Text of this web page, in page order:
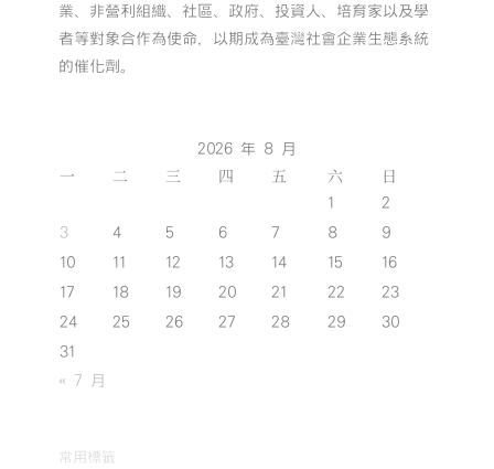
業、非營利組織、社區、政府、投資人、培育家以及學
者等對象合作為使命，以期成為臺灣社會企業生態系統
的催化劑。
2026 年 8 月
一 二 三 四 五 六 日
1
2
3
4 5 6 7 8
9
10
11 12 13 14 15
16
17
18 19 20 21 22
23
24
25 26 27 28 29
30
31
« 7 月
常用標籤